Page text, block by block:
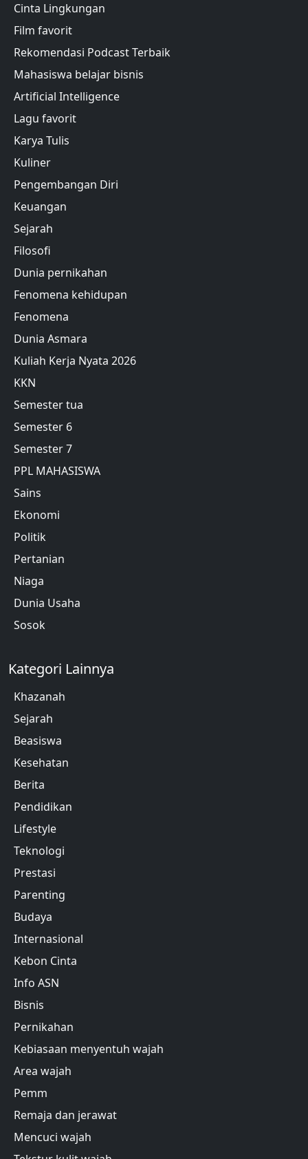
Cinta Lingkungan
Film favorit
Rekomendasi Podcast Terbaik
Mahasiswa belajar bisnis
Artificial Intelligence
Lagu favorit
Karya Tulis
Kuliner
Pengembangan Diri
Keuangan
Sejarah
Filosofi
Dunia pernikahan
Fenomena kehidupan
Fenomena
Dunia Asmara
Kuliah Kerja Nyata 2026
KKN
Semester tua
Semester 6
Semester 7
PPL MAHASISWA
Sains
Ekonomi
Politik
Pertanian
Niaga
Dunia Usaha
Sosok
Kategori Lainnya
Khazanah
Sejarah
Beasiswa
Kesehatan
Berita
Pendidikan
Lifestyle
Teknologi
Prestasi
Parenting
Budaya
Internasional
Kebon Cinta
Info ASN
Bisnis
Pernikahan
Kebiasaan menyentuh wajah
Area wajah
Pemm
Remaja dan jerawat
Mencuci wajah